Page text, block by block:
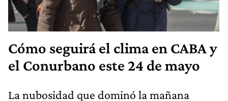
Cómo seguirá el clima en CABA y
el Conurbano este 24 de mayo
La nubosidad que dominó la mañana